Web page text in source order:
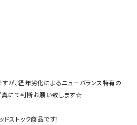
が、経年劣化によるニューバランス特有の
にて判断お願い致します☆
ストック商品です！